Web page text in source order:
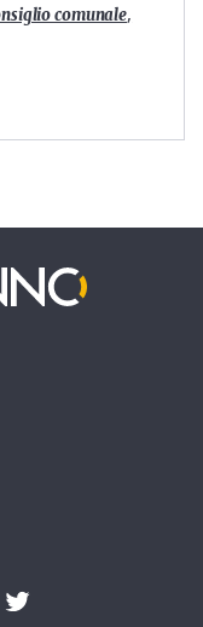
comunale,